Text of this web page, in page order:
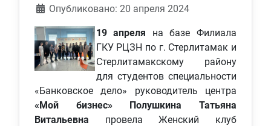
Информация о материале
Опубликовано: 20 апреля 2024
19 апреля на базе Филиала
ГКУ РЦЗН по г. Стерлитамак и
Стерлитамакскому району
для студентов специальности
«Банковское дело» руководитель центра
«Мой бизнес»Полушкина Татьяна
Витальевна провела Женский клуб